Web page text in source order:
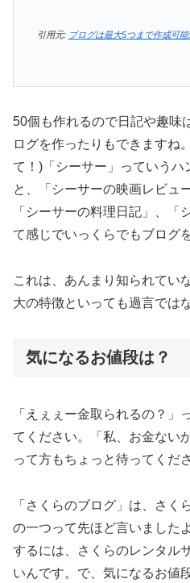
引用元: ブログは最大5つまで作成可
50個も作れるので日記や趣味
ログを作ったりもできますね
て！)「シーサー」っていうハ
と、「シーサーの映画レビュ
「シーサーの料理日記」、「
て感じでいっくらでもブログ
これは、あんまり知られてい
大の特徴といっても過言では
気になるお値段は？
「えぇぇー金取られるの？」
てください。「私、お金ない
って方もちょっと待ってくださ
「さくらのブログ」は、さく
の一つって先ほど言いました
するには、さくらのレンタル
いんです。で、気になるお値